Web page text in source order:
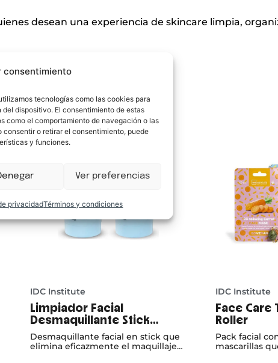
consentimiento
tecnologías como las cookies para
dispositivo. El consentimiento de estas
como el comportamiento de navegación o las
o retirar el consentimiento, puede
y funciones.
Ver preferencias
privacidadTérminos y condiciones
desean una experiencia de skincare limpia,
interesar
IDC Institute
Limpiador Facial
Desmaquillante Stick
Makeup Remover
Desmaquillante facial en stick que
elimina eficazmente el maquillaje y
IDC Institute
Face Care
Roller
Pack facial
mascarillas